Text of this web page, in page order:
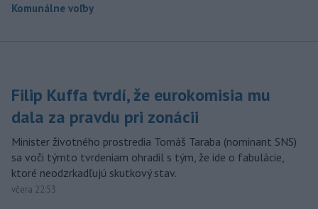
Komunálne voľby
Filip Kuffa tvrdí, že eurokomisia mu
dala za pravdu pri zonácii
Minister životného prostredia Tomáš Taraba (nominant SNS)
sa voči týmto tvrdeniam ohradil s tým, že ide o fabulácie,
ktoré neodzrkadľujú skutkový stav.
včera 22:53